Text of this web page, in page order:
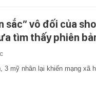
sắc” vô đối của
tìm thấy phiên
3 mỹ nhân lại khiến mạng xã